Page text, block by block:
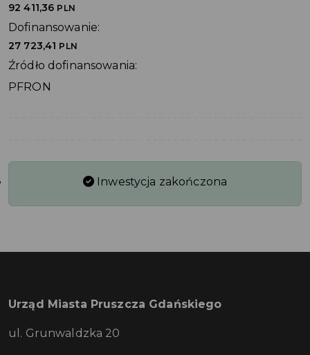
92 411,36 PLN
Dofinansowanie:
27 723,41 PLN
Źródło dofinansowania:
PFRON
Inwestycja zakończona
Urząd Miasta Pruszcza Gdańskiego
ul. Grunwaldzka 20